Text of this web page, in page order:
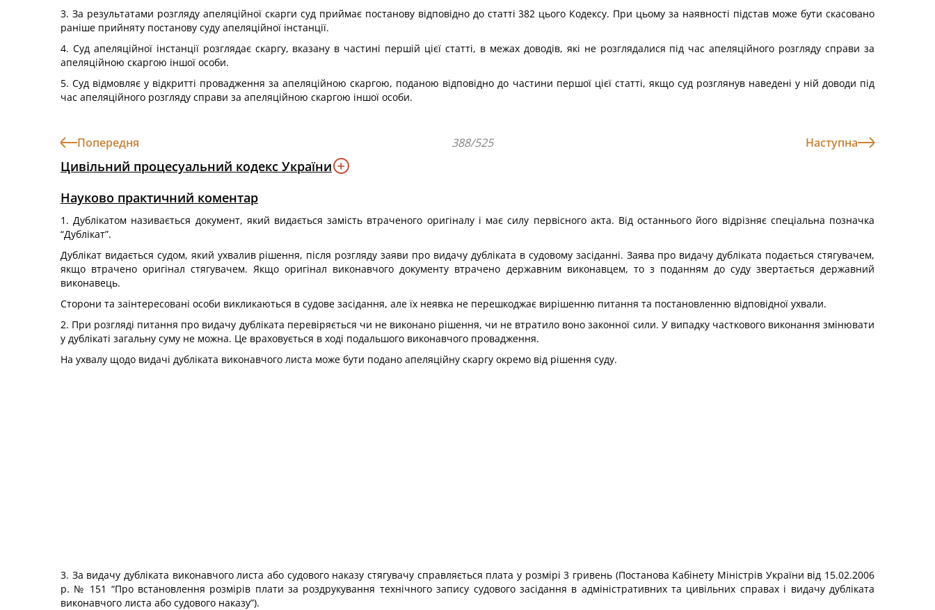
3. За результатами розгляду апеляційної скарги суд приймає постанову відповідно до статті 382 цього Кодексу. При цьому за наявності підстав може бути скасовано
раніше прийняту постанову суду апеляційної інстанції.
4. Суд апеляційної інстанції розглядає скаргу, вказану в частині першій цієї статті, в межах доводів, які не розглядалися під час апеляційного розгляду справи за
апеляційною скаргою іншої особи.
5. Суд відмовляє у відкритті провадження за апеляційною скаргою, поданою відповідно до частини першої цієї статті, якщо суд розглянув наведені у ній доводи під
час апеляційного розгляду справи за апеляційною скаргою іншої особи.
Попередня 388/525 Наступна
Цивільний процесуальний кодекс України
Науково практичний коментар
1. Дублікатом називається документ, який видається замість втраченого оригіналу і має силу первісного акта. Від останнього його відрізняє спеціальна позначка
“Дублікат”.
Дублікат видається судом, який ухвалив рішення, після розгляду заяви про видачу дубліката в судовому засіданні. Заява про видачу дубліката подається стягувачем,
якщо втрачено оригінал стягувачем. Якщо оригінал виконавчого документу втрачено державним виконавцем, то з поданням до суду звертається державний
виконавець.
Сторони та заінтересовані особи викликаються в судове засідання, але їх неявка не перешкоджає вирішенню питання та постановленню відповідної ухвали.
2. При розгляді питання про видачу дубліката перевіряється чи не виконано рішення, чи не втратило воно законної сили. У випадку часткового виконання змінювати
у дублікаті загальну суму не можна. Це враховується в ході подальшого виконавчого провадження.
На ухвалу щодо видачі дубліката виконавчого листа може бути подано апеляційну скаргу окремо від рішення суду.
3. За видачу дубліката виконавчого листа або судового наказу стягувачу справляється плата у розмірі 3 гривень (Постанова Кабінету Міністрів України від 15.02.2006
р. № 151 “Про встановлення розмірів плати за роздрукування технічного запису судового засідання в адміністративних та цивільних справах і видачу дубліката
виконавчого листа або судового наказу”).